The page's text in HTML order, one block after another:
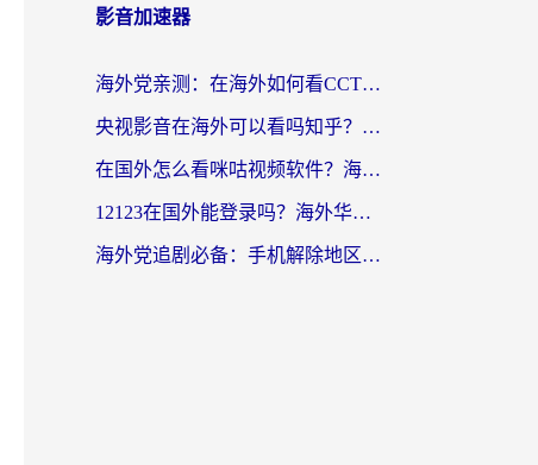
影音加速器
海外党亲测：在海外如何看CCTV？告别“仅限大陆播放”的实用指南
央视影音在海外可以看吗知乎？留学生亲测：3步解决地域限制+追剧自由
在国外怎么看咪咕视频软件？海外党亲测有效的回国加速方案
12123在国外能登录吗？海外华人必看的回国加速实用指南
海外党追剧必备：手机解除地区限制app怎么选？解决央视视频&国内剧地区限制全指南